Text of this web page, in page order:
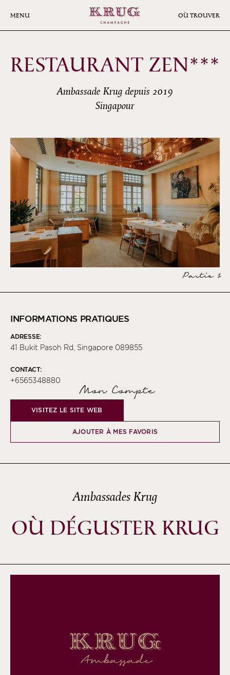
MENU OÙ TROUVER
RESTAURANT ZEN***
Ambassade Krug depuis 2019
Singapour
Partie 1
INFORMATIONS PRATIQUES
ADRESSE:
41 Bukit Pasoh Rd, Singapore 089855
CONTACT:
+6565348880
Mon Compte
VISITEZ LE SITE WEB
AJOUTER À MES FAVORIS
Ambassades Krug
OÙ DÉGUSTER KRUG